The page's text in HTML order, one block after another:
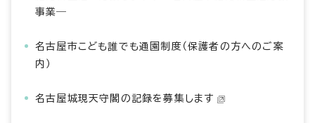
事業―
名古屋市こども誰でも通園制度（保護者の方へのご案
内）
名古屋城現天守閣の記録を募集します